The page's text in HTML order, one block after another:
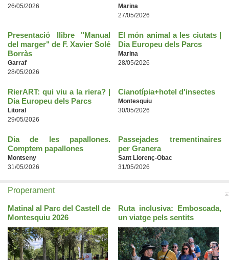
26/05/2026
Marina
27/05/2026
Presentació llibre "Manual
del marger" de F. Xavier Solé
Borràs
Garraf
28/05/2026
El món animal a les ciutats |
Dia Europeu dels Parcs
Marina
28/05/2026
RierART: qui viu a la riera? |
Dia Europeu dels Parcs
Litoral
29/05/2026
Cianotípia+hotel d'insectes
Montesquiu
30/05/2026
Dia de les papallones.
Comptem papallones
Montseny
31/05/2026
Passejades trementinaires
per Granera
Sant Llorenç-Obac
31/05/2026
Properament
Matinal al Parc del Castell de
Montesquiu 2026
Ruta inclusiva: Emboscada,
un viatge pels sentits